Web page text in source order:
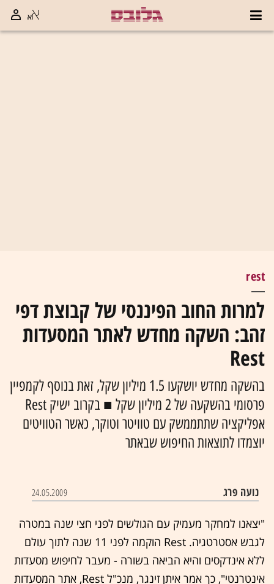
rest
למרות החוב הפיננסי של קבוצת דפי
זהב: השקה מחדש לאתר המסעדות
Rest
בהשקה מחדש יושקעו 1.5 מיליון שקל, זאת בנוסף לקמפיין
פרסומי בהשקעה של 2 מיליון שקל ■ בקרוב ישיק Rest
אפליקציה שתתממשק עם טוויטר וטוקר, כאשר הטוויטים
יוצמדו לתוצאות החיפוש שבאתר
נועה פרג 24.05.2009
"יצאנו למחקר מעמיק עם הגולשים לפני חצי שנה במטרה
לגבש אסטרטגיה. Rest הוקמה לפני 11 שנה לתוך עולם
ללא אינדקסים והיא הביאה בשורה - מעבר לחיפוש מסעדות
אינטרנטי", כך אמר איתן זינגר, מנכ"ל Rest, אתר המסעדות